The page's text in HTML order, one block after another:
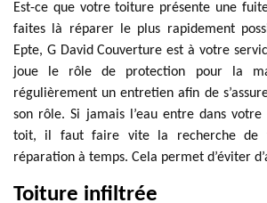
Est-ce que votre toiture présente une
faites là réparer le plus rapidement
Epte, G David Couverture est à votre
joue le rôle de protection pour la
régulièrement un entretien afin de
son rôle. Si jamais l’eau entre dans
toit, il faut faire vite la recherche de
réparation à temps. Cela permet d’éviter
Toiture infiltrée